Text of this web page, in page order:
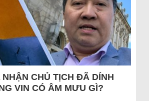
CHỦ TỊCH ĐÃ DÍNH
VIN CÓ ÂM MƯU GÌ?